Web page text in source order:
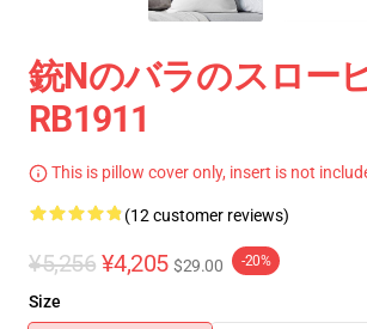
銃nのバラのスロー
RB1911
This is pillow cover only, insert is not
(12 customer reviews)
¥5,256 ¥4,205 $29.00 -20%
Size